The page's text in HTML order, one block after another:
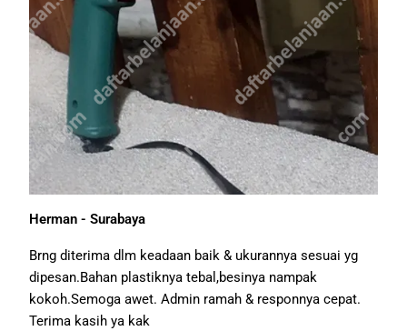
Herman - Surabaya
Brng diterima dlm keadaan baik & ukurannya sesuai yg
dipesan.Bahan plastiknya tebal,besinya nampak
kokoh.Semoga awet. Admin ramah & responnya cepat.
Terima kasih ya kak